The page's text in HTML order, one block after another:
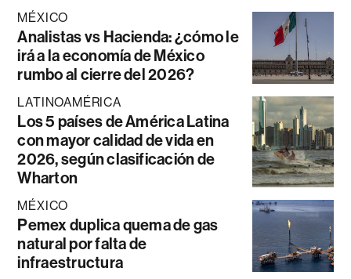
MÉXICO
Analistas vs Hacienda: ¿cómo le
irá a la economía de México
rumbo al cierre del 2026?
LATINOAMÉRICA
Los 5 países de América Latina
con mayor calidad de vida en
2026, según clasificación de
Wharton
MÉXICO
Pemex duplica quema de gas
natural por falta de
infraestructura